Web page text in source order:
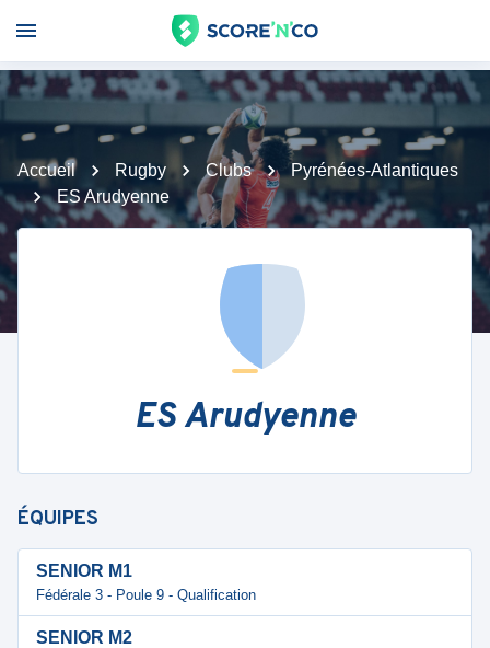
Accueil Rugby Clubs
Pyrénées-Atlantiques
ES Arudyenne
ES Arudyenne
ÉQUIPES
SENIOR M1
Fédérale 3 - Poule 9 - Qualification
SENIOR M2